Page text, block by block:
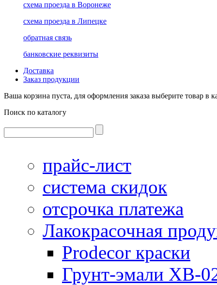
схема проезда в Воронеже
схема проезда в Липецке
обратная связь
банковские реквизиты
Доставка
Заказ продукции
Ваша корзина пуста, для оформления заказа выберите товар в
Поиск по каталогу
прайс-лист
система скидок
отсрочка платежа
Лакокрасочная
Prodecor краски
Грунт-эмали ХВ-